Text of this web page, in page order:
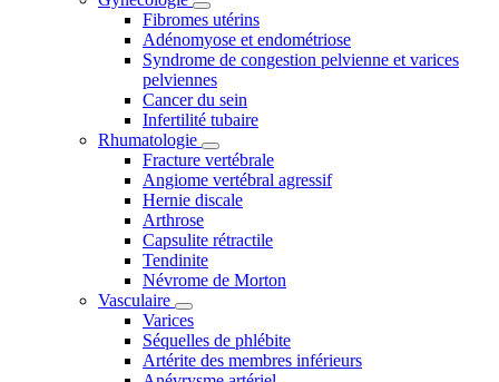
Fibromes utérins
Adénomyose et endométriose
Syndrome de congestion pelvienne et varices
pelviennes
Cancer du sein
Infertilité tubaire
Rhumatologie
Fracture vertébrale
Angiome vertébral agressif
Hernie discale
Arthrose
Capsulite rétractile
Tendinite
Névrome de Morton
Vasculaire
Varices
Séquelles de phlébite
Artérite des membres inférieurs